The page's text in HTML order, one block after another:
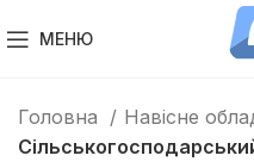
МЕНЮ
Головна
Навісне